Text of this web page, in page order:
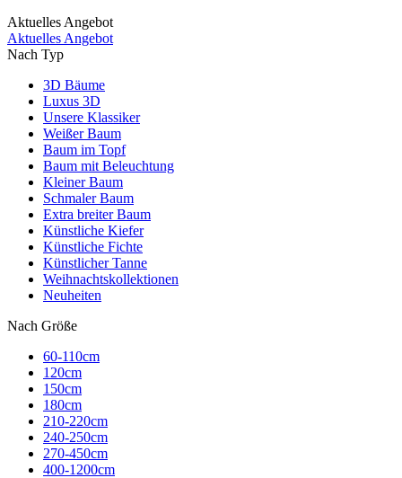
Aktuelles Angebot
Aktuelles Angebot
Nach Typ
3D Bäume
Luxus 3D
Unsere Klassiker
Weißer Baum
Baum im Topf
Baum mit Beleuchtung
Kleiner Baum
Schmaler Baum
Extra breiter Baum
Künstliche Kiefer
Künstliche Fichte
Künstlicher Tanne
Weihnachtskollektionen
Neuheiten
Nach Größe
60-110cm
120cm
150cm
180cm
210-220cm
240-250cm
270-450cm
400-1200cm